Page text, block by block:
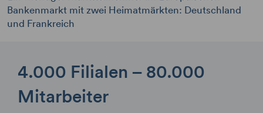
Bankenmarkt mit zwei Heimatmärkten: Deutschland
und Frankreich
4.000 Filialen – 80.000
Mitarbeiter